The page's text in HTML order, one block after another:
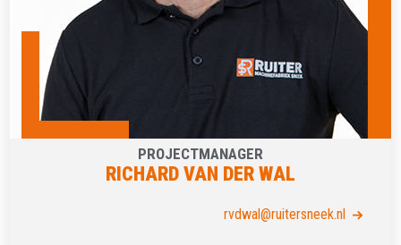
PROJECTMANAGER
RICHARD VAN DER WAL
rvdwal@ruitersneek.nl